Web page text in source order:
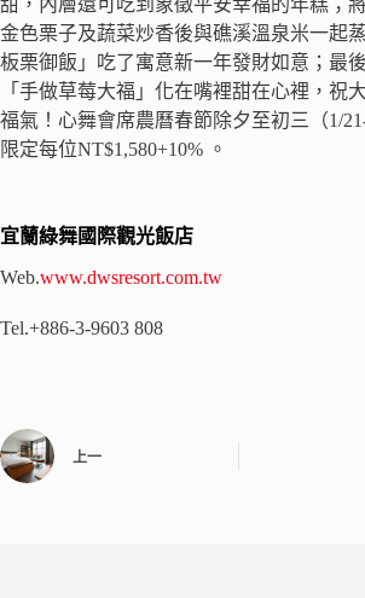
甜，內層還可吃到象徵平安幸福的年糕；
金色栗子及蔬菜炒香後與礁溪溫泉米一起
板栗御飯」吃了寓意新一年發財如意；最
「手做草莓大福」化在嘴裡甜在心裡，祝
福氣！心舞會席農曆春節除夕至初三（1/
限定每位NT$1,580+10% 。
宜蘭綠舞國際觀光飯店
Web.www.dwsresort.com.tw
Tel.+886-3-9603 808
上一